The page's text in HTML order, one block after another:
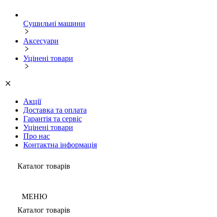
Сушильні машини
Аксесуари
Уцінені товари
Акції
Доставка та оплата
Гарантія та сервіс
Уцінені товари
Про нас
Контактна інформація
Каталог товарів
МЕНЮ
Каталог товарів